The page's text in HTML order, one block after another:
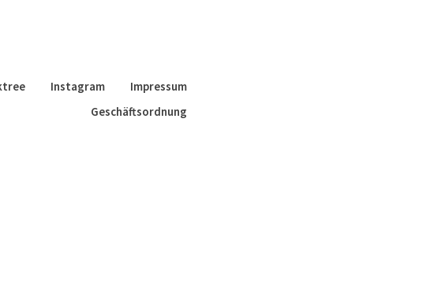
Instagram
Impressum
Geschäftsordnung